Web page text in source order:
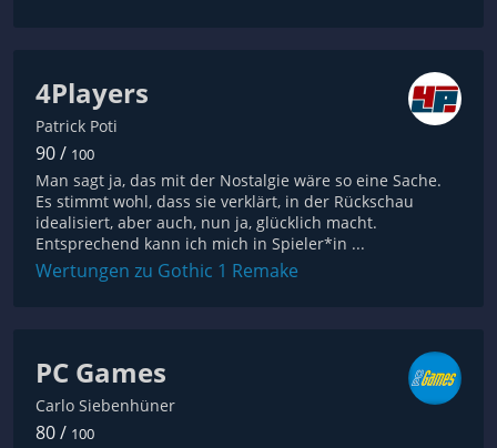
4Players
Patrick Poti
90 / 100
Man sagt ja, das mit der Nostalgie wäre so eine Sache.
Es stimmt wohl, dass sie verklärt, in der Rückschau
idealisiert, aber auch, nun ja, glücklich macht.
Entsprechend kann ich mich in Spieler*in ...
Wertungen zu Gothic 1 Remake
PC Games
Carlo Siebenhüner
80 / 100